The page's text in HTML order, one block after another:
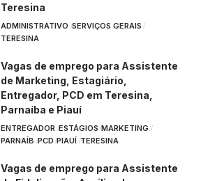
Teresina
ADMINISTRATIVO SERVIÇOS GERAIS
TERESINA
Vagas de emprego para Assistente
de Marketing, Estagiário,
Entregador, PCD em Teresina,
Parnaíba e Piauí
ENTREGADOR ESTÁGIOS MARKETING
PARNAÍB PCD PIAUÍ TERESINA
Vagas de emprego para Assistente